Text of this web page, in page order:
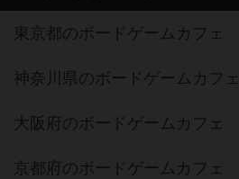
東京都のボードゲームカフェ
神奈川県のボードゲームカフェ
大阪府のボードゲームカフェ
京都府のボードゲームカフェ